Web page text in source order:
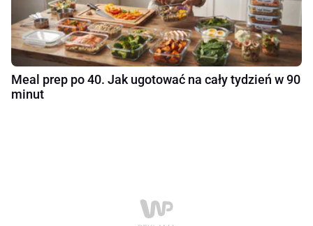
Meal prep po 40. Jak ugotować na cały tydzień w 90
minut